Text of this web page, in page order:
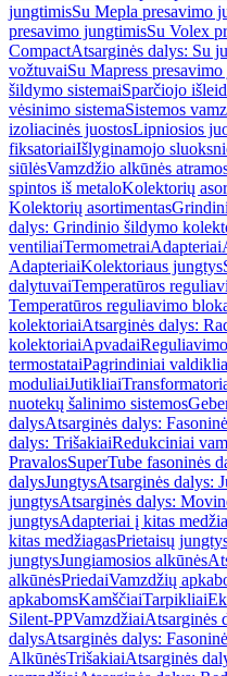
jungtimisSu Mepla presavimo
presavimo jungtimisSu Volex
CompactAtsarginės dalys: Su
vožtuvaiSu Mapress
šildymo sistemaiSparčiojo
vėsinimo sistemaSistemos
izoliacinės juostosLipniosios
fiksatoriaiIšlyginamojo
siūlėsVamzdžio alkūnės
spintos iš metaloKolektorių
Kolektorių asortimentas
dalys: Grindinio šildymo
ventiliaiTermometraiAdapteriai
AdapteriaiKolektoriaus jungtys
dalytuvaiTemperatūros
Temperatūros reguliavimo
kolektoriaiAtsarginės dalys:
kolektoriaiApvadai
termostataiPagrindiniai
moduliaiJutikliai
nuotekų šalinimo sistemos
dalysAtsarginės dalys:
dalys: TrišakiaiRedukciniai
PravalosSuperTube fasoninės
dalysJungtysAtsarginės dalys:
jungtysAtsarginės dalys:
jungtysAdapteriai į kitas
kitas medžiagasPrietaisų
jungtysJungiamosios alkūnės
alkūnėsPriedaiVamzdžių
apkabomsKamščiaiTarpikliai
Silent-PPVamzdžiaiAtsarginės
dalysAtsarginės dalys:
AlkūnėsTrišakiaiAtsarginės